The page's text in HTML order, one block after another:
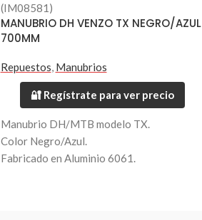
(IM08581)
MANUBRIO DH VENZO TX NEGRO/AZUL
700MM
Repuestos, Manubrios
🔐 Regístrate para ver precio
Manubrio DH/MTB modelo TX.
Color Negro/Azul.
Fabricado en Aluminio 6061.